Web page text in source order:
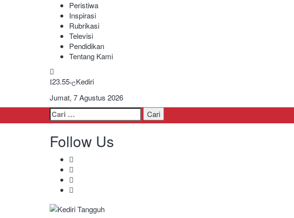
Peristiwa
Inspirasi
Rubrikasi
Televisi
Pendidikan
Tentang Kami
23.55℃Kediri
Jumat, 7 Agustus 2026
Cari
untuk:
Follow Us